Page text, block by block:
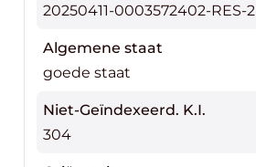
20250411-0003572402-RES-2
Algemene staat
goede staat
Niet-Geïndexeerd. K.I.
304